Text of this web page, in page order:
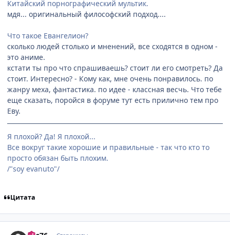
Китайский порнографический мультик.
мдя... оригинальный философский подход....
Что такое Евангелион?
сколько людей столько и мненений, все сходятся в одном -
это аниме.
кстати ты про что спрашиваешь? стоит ли его смотреть? Да
стоит. Интересно? - Кому как, мне очень понравилось. по
жанру меха, фантастика. по идее - классная весчь. Что тебе
еще сказать, поройся в форуме тут есть прилично тем про
Еву.
Я плохой? Да! Я плохой...
Все вокруг такие хорошие и правильные - так что кто то
просто обязан быть плохим.
/"soy evanuto"/
Цитата